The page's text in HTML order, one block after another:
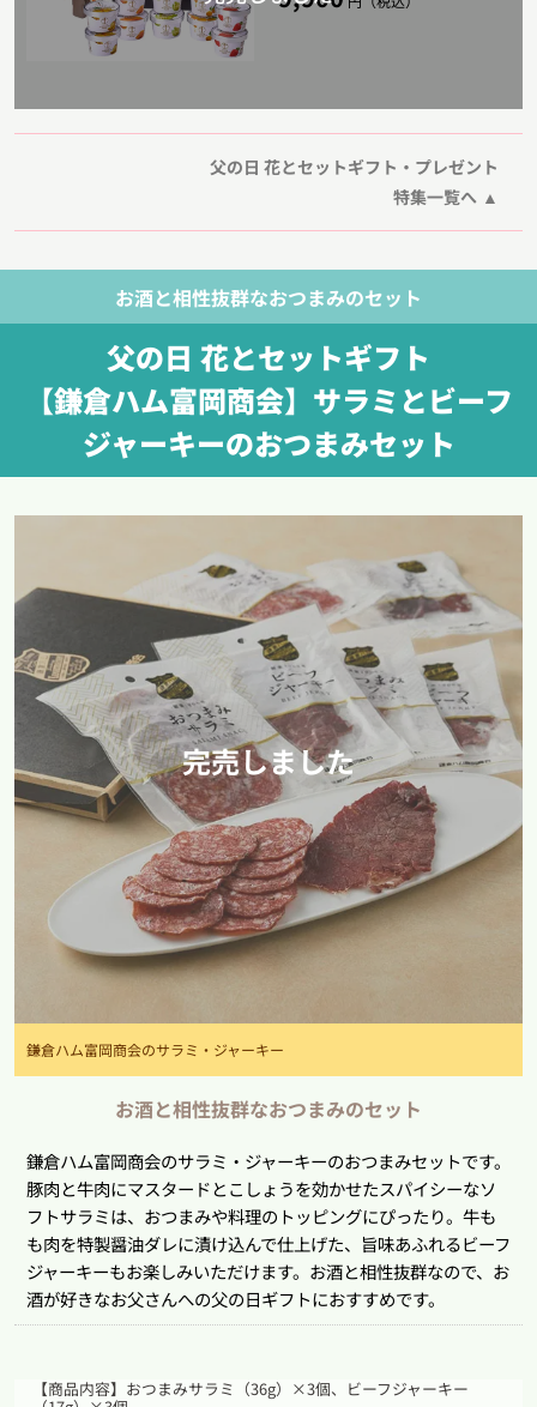
父の日 花とセットギフト・プレゼント
特集一覧へ
お酒と相性抜群なおつまみのセット
父の日 花とセットギフト
【鎌倉ハム富岡商会】サラミとビーフ
ジャーキーのおつまみセット
鎌倉ハム富岡商会のサラミ・ジャーキー
完売しました
お酒と相性抜群なおつまみのセット
鎌倉ハム富岡商会のサラミ・ジャーキーのおつまみセットです。
豚肉と牛肉にマスタードとこしょうを効かせたスパイシーなソ
フトサラミは、おつまみや料理のトッピングにぴったり。牛も
も肉を特製醤油ダレに漬け込んで仕上げた、旨味あふれるビーフ
ジャーキーもお楽しみいただけます。お酒と相性抜群なので、お
酒が好きなお父さんへの父の日ギフトにおすすめです。
【商品内容】おつまみサラミ（36g）×3個、ビーフジャーキー